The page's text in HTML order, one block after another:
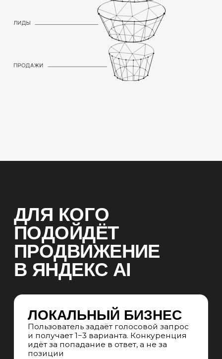
и структурированным контентом.
ПРОФЕССИОНАЛЬНЫЕ
УСЛУГИ
Консалтинг, маркетинг, юридические
услуги. Клиент приходит после ответа
ПОЗИЦИИ
В ГОЛОСОВЫХ
ОТВЕТАХ
В голосовом сценарии Алиса чаще
всего озвучивает 1−2 источника.
ОТВЕТ-
ОРИЕНТИРОВАННЫЙ
КОНТЕНТ
Алиса формирует один итоговый ответ.
Если ваш контент не используется
в нём — пользователь вас не видит